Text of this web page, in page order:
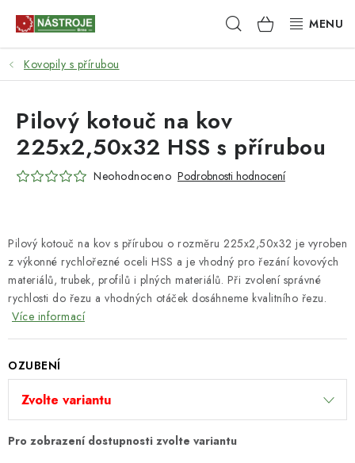
Hledat NÁKUPNÍ
KOŠÍK
NÁSTROJE
AKCE
BRUSIVO
RUČNÍ NÁŘADÍ, PŘÍPRAVKY
STROJE
KONTAKTY
DÁRKOVÉ POUKAZY
STROJE DO DÍLNY
Kovopily s přírubou
Pilový kotouč na kov s přírubou o rozměru 225x2,50x32 je vyroben
z výkonné rychlořezné oceli HSS a je vhodný pro řezání kovových
materiálů, trubek, profilů i plných materiálů. Při zvolení správné
rychlosti do řezu a vhodných otáček dosáhneme kvalitního řezu.
Více informací
OZUBENÍ
Pilový kotouč na kov
225x2,50x32 HSS s přírubou
Neohodnoceno Podrobnosti hodnocení